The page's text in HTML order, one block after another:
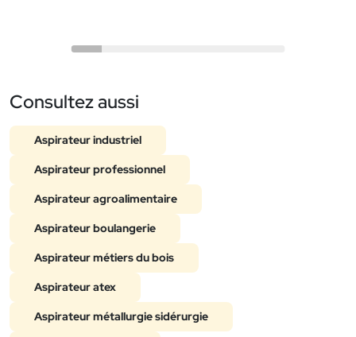
Consultez aussi
Aspirateur industriel
Aspirateur professionnel
Aspirateur agroalimentaire
Aspirateur boulangerie
Aspirateur métiers du bois
Aspirateur atex
Aspirateur métallurgie sidérurgie